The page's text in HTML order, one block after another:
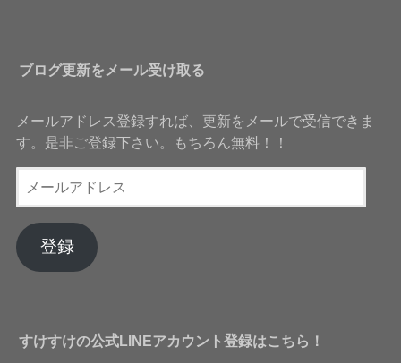
ブログ更新をメール受け取る
メールアドレス登録すれば、更新をメールで受信できま
す。是非ご登録下さい。もちろん無料！！
ア
ド
登録
すけすけの公式LINEアカウント登録はこちら！